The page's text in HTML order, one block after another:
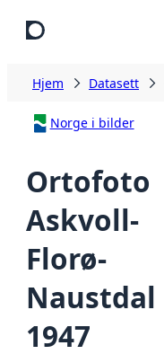
Hjem Datasett
Norge i bilder
Ortofoto
Askvoll-
Florø-
Naustdal
1947